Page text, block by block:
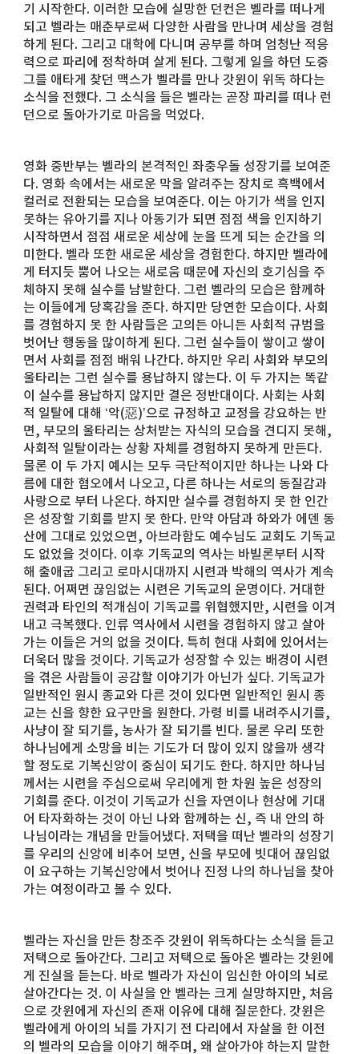
기 시작한다. 이러한 모습에 실망한 던컨은 벨라를 떠나게
되고 벨라는 매춘부로써 다양한 사람을 만나며 세상을 경험
하게 된다. 그리고 대학에 다니며 공부를 하며 엄청난 적응
력으로 파리에 정착하며 살게 된다. 그렇게 일을 하던 도중
그를 애타게 찾던 맥스가 벨라를 만나 갓윈이 위독 하다는
소식을 전했다. 그 소식을 들은 벨라는 곧장 파리를 떠나 런
던으로 돌아가기로 마음을 먹었다.
영화 중반부는 벨라의 본격적인 좌충우돌 성장기를 보여준
다. 영화 속에서는 새로운 막을 알려주는 장치로 흑백에서
컬러로 전환되는 모습을 보여준다. 이는 아기가 색을 인지
못하는 유아기를 지나 아동기가 되면 점점 색을 인지하기
시작하면서 점점 새로운 세상에 눈을 뜨게 되는 순간을 의
미한다. 벨라 또한 새로운 세상을 경험한다. 하지만 벨라에
게 터지듯 뿜어 나오는 새로움 때문에 자신의 호기심을 주
체하지 못해 실수를 남발한다. 그런 벨라의 모습은 함께하
는 이들에게 당혹감을 준다. 하지만 당연한 모습이다. 사회
를 경험하지 못 한 사람들은 고의든 아니든 사회적 규범을
벗어난 행동을 많이하게 된다. 그런 실수들이 쌓이고 쌓이
면서 사회를 점점 배워 나간다. 하지만 우리 사회와 부모의
울타리는 그런 실수를 용납하지 않는다. 이 두 가지는 똑같
이 실수를 용납하지 않지만 결은 정반대이다. 사회는 사회
적 일탈에 대해 ‘악(惡)’으로 규정하고 교정을 강요하는 반
면, 부모의 울타리는 상처받는 자식의 모습을 견디지 못해,
사회적 일탈이라는 상황 자체를 경험하지 못하게 만든다.
물론 이 두 가지 예시는 모두 극단적이지만 하나는 나와 다
름에 대한 혐오에서 나오고, 다른 하나는 서로의 동질감과
사랑으로 부터 나온다. 하지만 실수를 경험하지 못 한 인간
은 성장할 기회를 받지 못 한다. 만약 아담과 하와가 에덴 동
산에 그대로 있었으면, 아브라함도 예수님도 교회도 기독교
도 없었을 것이다. 이후 기독교의 역사는 바빌론부터 시작
해 출애굽 그리고 로마시대까지 시련과 박해의 역사가 계속
된다. 어쩌면 끊임없는 시련은 기독교의 운명이다. 거대한
권력과 타인의 적개심이 기독교를 위협했지만, 시련을 이겨
내고 극복했다. 인류 역사에서 시련을 경험하지 않고 살아
가는 이들은 거의 없을 것이다. 특히 현대 사회에 있어서는
더욱더 많을 것이다. 기독교가 성장할 수 있는 배경이 시련
을 겪은 사람들이 공감할 이야기가 아닌가 싶다. 기독교가
일반적인 원시 종교와 다른 것이 있다면 일반적인 원시 종
교는 신을 향한 요구만을 원한다. 가령 비를 내려주시기를,
사냥이 잘 되기를, 농사가 잘 되기를 빈다. 물론 우리 또한
하나님에게 소망을 비는 기도가 더 많이 있지 않을까 생각
할 정도로 기복신앙이 중심이 되기도 한다. 하지만 하나님
께서는 시련을 주심으로써 우리에게 한 차원 높은 성장의
기회를 준다. 이것이 기독교가 신을 자연이나 현상에 기대
어 타자화하는 것이 아닌 나와 함께하는 신, 즉 내 안의 하
나님이라는 개념을 만들어냈다. 저택을 떠난 벨라의 성장기
를 우리의 신앙에 비추어 보면, 신을 부모에 빗대어 끊임없
이 요구하는 기복신앙에서 벗어나 진정 나의 하나님을 찾아
가는 여정이라고 볼 수 있다.
벨라는 자신을 만든 창조주 갓윈이 위독하다는 소식을 듣고
저택으로 돌아간다. 그리고 저택으로 돌아온 벨라는 갓윈에
게 진실을 듣는다. 바로 벨라가 자신이 임신한 아이의 뇌로
살아간다는 것. 이 사실을 안 벨라는 크게 실망하지만, 처음
으로 갓윈에게 자신의 존재 이유에 대해 질문한다. 갓윈은
벨라에게 아이의 뇌를 가지기 전 다리에서 자살을 한 이전
의 벨라의 모습을 이야기 해주며, 왜 살아가야 하는지 말한